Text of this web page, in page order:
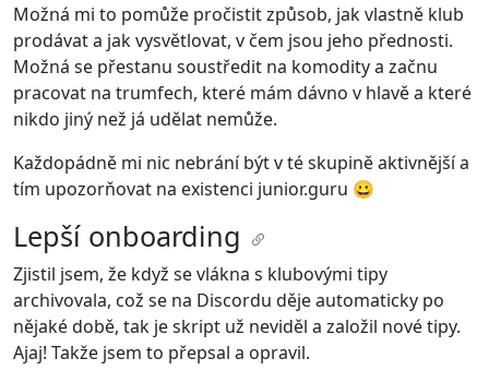
Možná mi to pomůže pročistit způsob, jak vlastně klub
prodávat a jak vysvětlovat, v čem jsou jeho přednosti.
Možná se přestanu soustředit na komodity a začnu
pracovat na trumfech, které mám dávno v hlavě a které
nikdo jiný než já udělat nemůže.
Každopádně mi nic nebrání být v té skupině aktivnější a
tím upozorňovat na existenci junior.guru 😀
Lepší onboarding
Zjistil jsem, že když se vlákna s klubovými tipy
archivovala, což se na Discordu děje automaticky po
nějaké době, tak je skript už neviděl a založil nové tipy.
Ajaj! Takže jsem to přepsal a opravil.